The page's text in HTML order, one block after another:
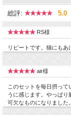
総評: 5.0
RS様
リピートです。猫にもあ
air様
このセットを毎日摂っ
うに感じます。やっぱ
可欠なものになりました。